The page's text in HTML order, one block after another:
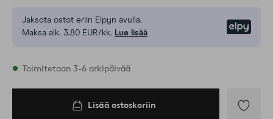
Jaksota ostot eriin Elpyn avulla.
Maksa alk. 3,80 EUR/kk. Lue lisää
Varastossa
Toimitetaan 3-6 arkipäivää
Lisää ostoskoriin